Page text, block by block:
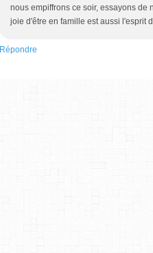
nous empiffrons ce soir, essayons de
joie d'être en famille est aussi l'esprit
Répondre